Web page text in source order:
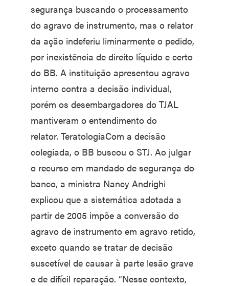
segurança buscando o processamento
do agravo de instrumento, mas o relator
da ação indeferiu liminarmente o pedido,
por inexistência de direito líquido e certo
do BB. A instituição apresentou agravo
interno contra a decisão individual,
porém os desembargadores do TJAL
mantiveram o entendimento do
relator. TeratologiaCom a decisão
colegiada, o BB buscou o STJ. Ao julgar
o recurso em mandado de segurança do
banco, a ministra Nancy Andrighi
explicou que a sistemática adotada a
partir de 2005 impõe a conversão do
agravo de instrumento em agravo retido,
exceto quando se tratar de decisão
suscetível de causar à parte lesão grave
e de difícil reparação. “Nesse contexto,